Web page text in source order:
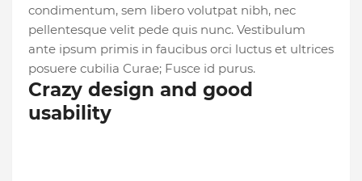
condimentum, sem libero volutpat nibh, nec
pellentesque velit pede quis nunc. Vestibulum
ante ipsum primis in faucibus orci luctus et ultrices
posuere cubilia Curae; Fusce id purus.
Crazy design and good
usability